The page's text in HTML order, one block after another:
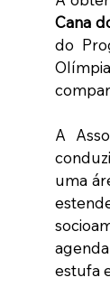
Cana
do
A
uma
estufa